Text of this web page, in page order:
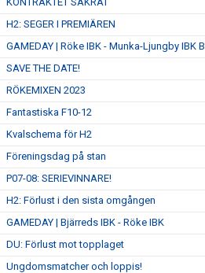
H2: SEGER I PREMIÄREN
GAMEDAY | Röke IBK - Munka-Ljungby IBK B
SAVE THE DATE!
RÖKEMIXEN 2023
Fantastiska F10-12
Kvalschema för H2
Föreningsdag på stan
P07-08: SERIEVINNARE!
H2: Förlust i den sista omgången
GAMEDAY | Bjärreds IBK - Röke IBK
DU: Förlust mot topplaget
Ungdomsmatcher och loppis!